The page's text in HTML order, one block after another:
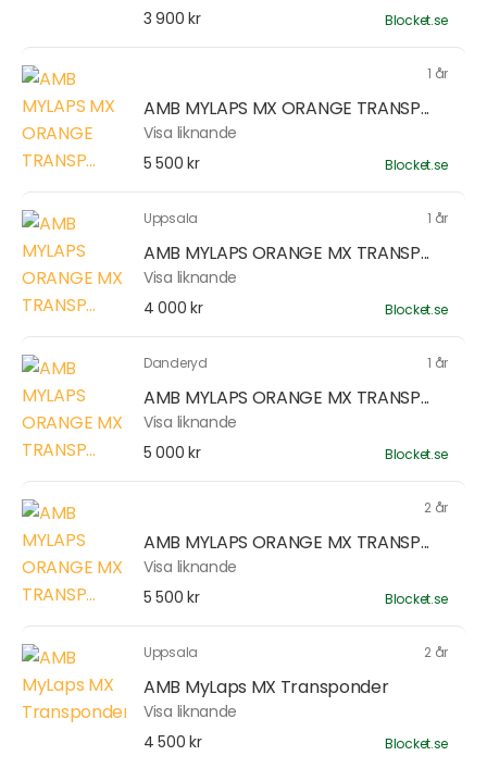
3 900 kr Blocket.se
1 år
AMB MYLAPS MX ORANGE TRANSP...
Visa liknande
5 500 kr
Blocket.se
Uppsala 1 år
AMB MYLAPS ORANGE MX TRANSP...
Visa liknande
4 000 kr
Blocket.se
Danderyd 1 år
AMB MYLAPS ORANGE MX TRANSP...
Visa liknande
5 000 kr
Blocket.se
2 år
AMB MYLAPS ORANGE MX TRANSP...
Visa liknande
5 500 kr
Blocket.se
Uppsala 2 år
AMB MyLaps MX Transponder
Visa liknande
4 500 kr
Blocket.se